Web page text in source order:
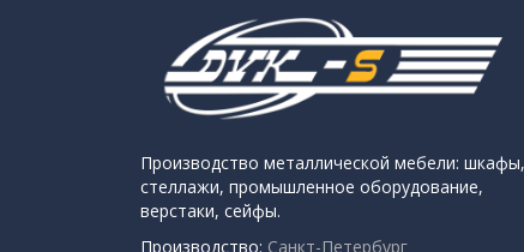
Производство металлической мебели: шкафы,
стеллажи, промышленное оборудование,
верстаки, сейфы.
Производство: Санкт-Петербург